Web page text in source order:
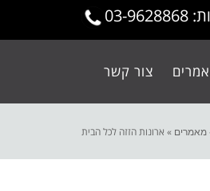
צור קשר
מאמרים » ארונות הזזה לכל הבית